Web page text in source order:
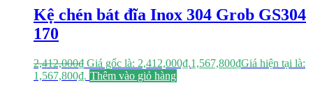
Kệ chén bát đĩa Inox 304 Grob GS304
170
2,412,000₫ Giá gốc là: 2,412,000₫.1,567,800₫Giá hiện tại là:
1,567,800₫. Thêm vào giỏ hàng